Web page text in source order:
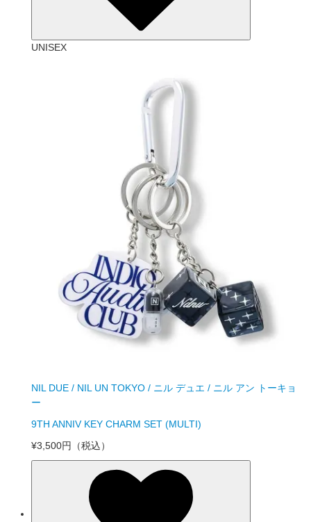
UNISEX
NIL DUE / NIL UN TOKYO / ニル デュエ / ニル アン トーキョ
ー
9TH ANNIV KEY CHARM SET (MULTI)
¥3,500円
（税込）